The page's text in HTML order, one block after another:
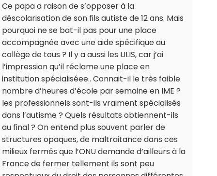
Ce papa a raison de s’opposer à la
déscolarisation de son fils autiste de 12 ans. Mais
pourquoi ne se bat-il pas pour une place
accompagnée avec une aide spécifique au
collège de tous ? Il y a aussi les ULIS, car j’ai
l’impression qu’il réclame une place en
institution spécialiséee.. Connait-il le très faible
nombre d’heures d’école par semaine en IME ?
les professionnels sont-ils vraiment spécialisés
dans l’autisme ? Quels résultats obtiennent-ils
au final ? On entend plus souvent parler de
structures opaques, de maltraitance dans ces
milieux fermés que l’ONU demande d’ailleurs à la
France de fermer tellement ils sont peu